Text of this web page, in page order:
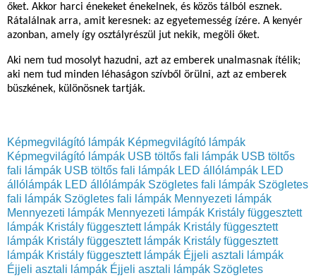
őket. Akkor harci énekeket énekelnek, és közös tálból esznek.
Rátalálnak arra, amit keresnek: az egyetemesség ízére. A kenyér
azonban, amely így osztályrészül jut nekik, megöli őket.
Aki nem tud mosolyt hazudni, azt az emberek unalmasnak ítélik;
aki nem tud minden léhaságon szívből örülni, azt az emberek
büszkének, különösnek tartják.
Képmegvilágító lámpák Képmegvilágító lámpák
Képmegvilágító lámpák USB töltős fali lámpák USB töltős
fali lámpák USB töltős fali lámpák LED állólámpák LED
állólámpák LED állólámpák Szögletes fali lámpák Szögletes
fali lámpák Szögletes fali lámpák Mennyezeti lámpák
Mennyezeti lámpák Mennyezeti lámpák Kristály függesztett
lámpák Kristály függesztett lámpák Kristály függesztett
lámpák Kristály függesztett lámpák Kristály függesztett
lámpák Kristály függesztett lámpák Éjjeli asztali lámpák
Éjjeli asztali lámpák Éjjeli asztali lámpák Szögletes